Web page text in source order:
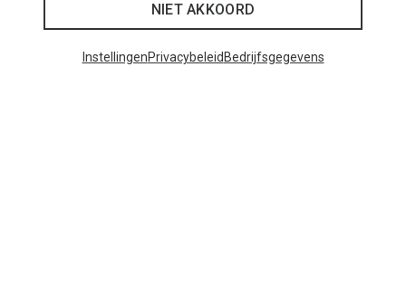
NIET AKKOORD
InstellingenPrivacybeleid Bedrijfsgegevens